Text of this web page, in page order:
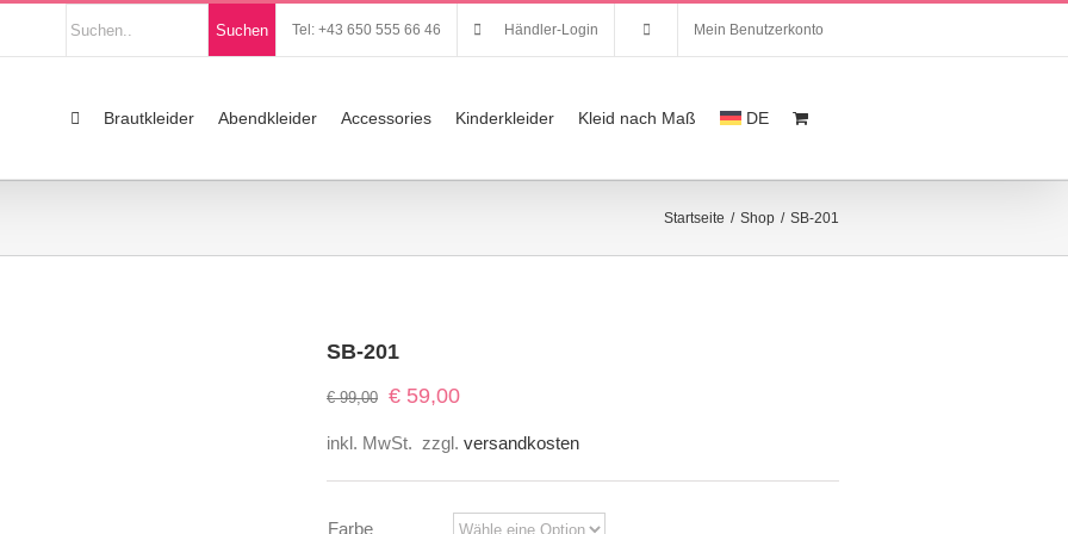
Produkten
suchen
Suchen Tel: +43 650 555 66 46 Händler-Login Mein Benutzerkonto
Brautkleider Abendkleider Accessories Kinderkleider Kleid nach Maß DE
Startseite / Shop / SB-201
SB-201
€99,00 Ursprünglicher
war:
€ 59,00Aktueller
ist:
inkl. MwSt. zzgl. versandkosten
Farbe